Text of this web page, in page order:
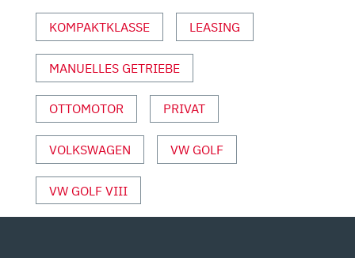
MOTOR
VON
YOUTUBE
ANZEIGEN
KOMPAKTKLASSE LEASING
MANUELLES GETRIEBE
OTTOMOTOR PRIVAT
VOLKSWAGEN VW GOLF
VW GOLF VIII